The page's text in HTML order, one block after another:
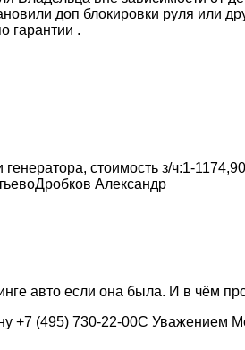
доп блокировки руля или
гарантии .
стоимость з/ч:1-
Александр
авто если она была. И в чём
+7 (495) 730-22-00С Уважением